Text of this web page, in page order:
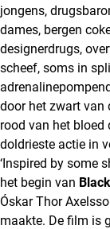
jongens,
dames, bergen
designerdrugs,
scheef, soms in
door het zwart van
rood van het
doldrieste actie in
‘Inspired by some
het begin van
Óskar Thor
maakte. De film is